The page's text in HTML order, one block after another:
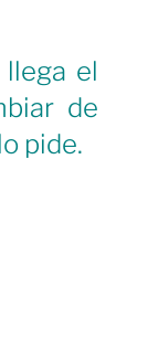
llega el
de
pide.